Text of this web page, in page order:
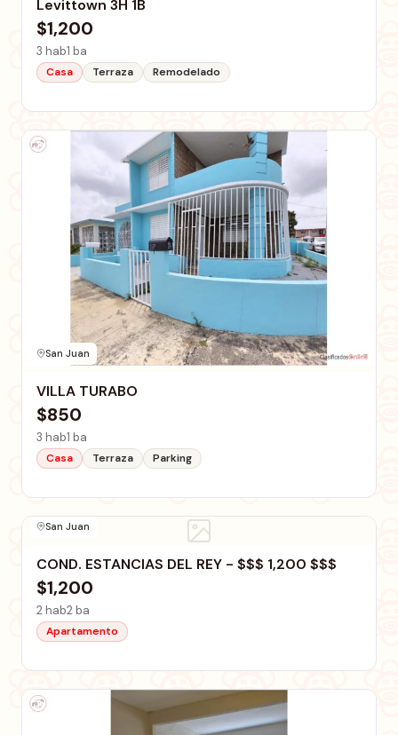
Levittown 3H 1B
$1,200
3 hab1 ba
Casa Terraza Remodelado
San Juan
VILLA TURABO
$850
3 hab1 ba
Casa Terraza Parking
San Juan
COND. ESTANCIAS DEL REY - $$$ 1,200 $$$
$1,200
2 hab2 ba
Apartamento